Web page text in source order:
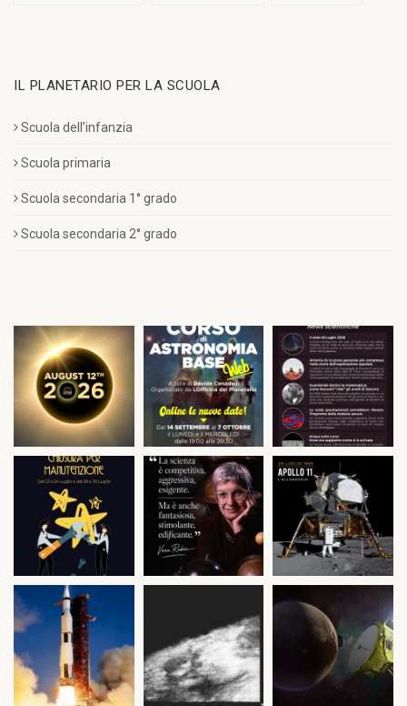
IL PLANETARIO PER LA SCUOLA
Scuola dell’infanzia
Scuola primaria
Scuola secondaria 1° grado
Scuola secondaria 2° grado